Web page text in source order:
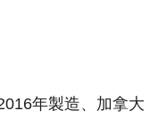
年製造、加拿大